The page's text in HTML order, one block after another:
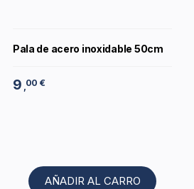
Pala de acero inoxidable 50cm
9 ,00 €
AÑADIR AL CARRO